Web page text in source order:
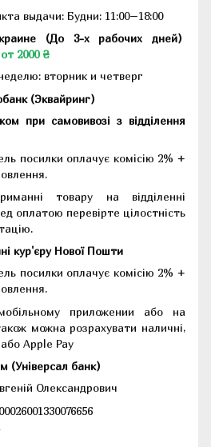
выдачи: Будни: 11:00–18:00
(До 3-х рабочих дней)
2000 ₴
вторник и четверг
(Эквайринг)
при самовивозі з відділення
посилки оплачує комісію 2% +
товару на відділенні
оплатою перевірте цілостність
кур'єру Нової Пошти
посилки оплачує комісію 2% +
приложении або на
можна розрахувати наличні,
Apple Pay
(Універсал банк)
Олександрович